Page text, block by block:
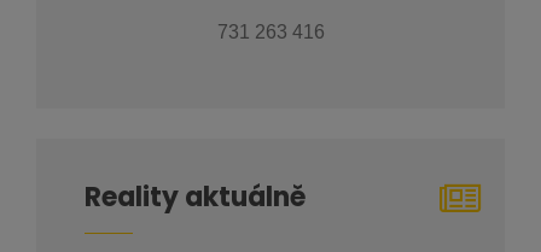
731 263 416
Reality aktuálně